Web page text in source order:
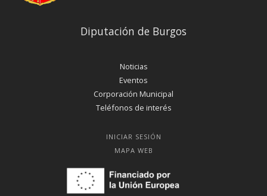
Diputación de Burgos
Noticias
Eventos
Corporación Municipal
Teléfonos de interés
INICIAR SESIÓN
MAPA WEB